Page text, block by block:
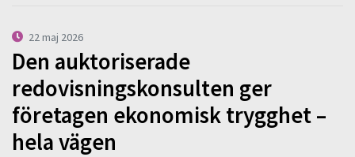
22 maj 2026
Den auktoriserade
redovisningskonsulten ger
företagen ekonomisk trygghet –
hela vägen